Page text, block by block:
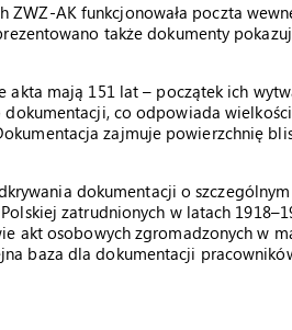
AK funkcjonowała poczta
także dokumenty
akta mają 151 lat – początek ich
dokumentacji, co odpowiada
zajmuje powierzchnię
dokumentacji o
zatrudnionych w latach
akt osobowych zgromadzonych w
baza dla dokumentacji